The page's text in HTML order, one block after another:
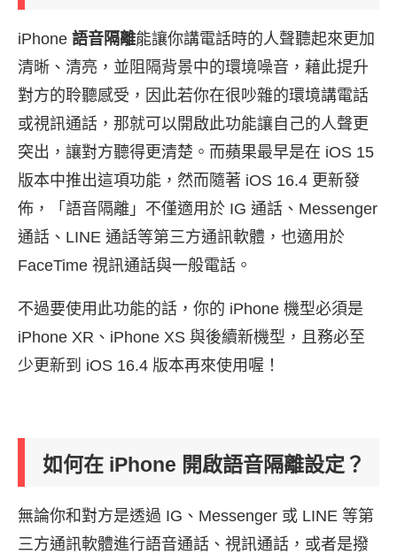
iPhone 語音隔離能讓你講電話時的人聲聽起來更加
清晰、清亮，並阻隔背景中的環境噪音，藉此提升
對方的聆聽感受，因此若你在很吵雜的環境講電話
或視訊通話，那就可以開啟此功能讓自己的人聲更
突出，讓對方聽得更清楚。而蘋果最早是在 iOS 15
版本中推出這項功能，然而隨著 iOS 16.4 更新發
佈，「語音隔離」不僅適用於 IG 通話、Messenger
通話、LINE 通話等第三方通訊軟體，也適用於
FaceTime 視訊通話與一般電話。
不過要使用此功能的話，你的 iPhone 機型必須是
iPhone XR、iPhone XS 與後續新機型，且務必至
少更新到 iOS 16.4 版本再來使用喔！
如何在 iPhone 開啟語音隔離設定？
無論你和對方是透過 IG、Messenger 或 LINE 等第
三方通訊軟體進行語音通話、視訊通話，或者是撥